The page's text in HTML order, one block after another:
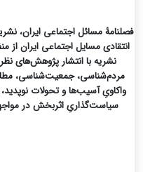
فصلنامۀ مسائل اجتماعی ایران،
انتقادی مسایل اجتماعی ایران
نشریه با انتشار پژوهش‌های
مردم‌شناسی، جمعیت‌شناسی،
واکاویِ آسیب‌ها و تحولات
سیاست‌گذاریِ اثربخش در